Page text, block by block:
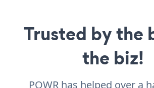
Trusted by the
the biz!
POWR has helped over a